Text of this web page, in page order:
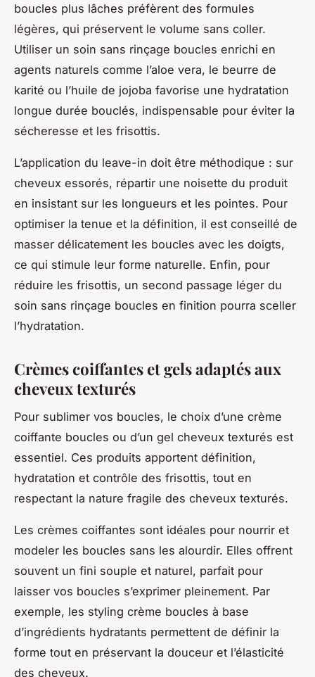
boucles plus lâches préfèrent des formules
légères, qui préservent le volume sans coller.
Utiliser un soin sans rinçage boucles enrichi en
agents naturels comme l’aloe vera, le beurre de
karité ou l’huile de jojoba favorise une hydratation
longue durée bouclés, indispensable pour éviter la
sécheresse et les frisottis.
L’application du leave-in doit être méthodique : sur
cheveux essorés, répartir une noisette du produit
en insistant sur les longueurs et les pointes. Pour
optimiser la tenue et la définition, il est conseillé de
masser délicatement les boucles avec les doigts,
ce qui stimule leur forme naturelle. Enfin, pour
réduire les frisottis, un second passage léger du
soin sans rinçage boucles en finition pourra sceller
l’hydratation.
Crèmes coiffantes et gels adaptés aux
cheveux texturés
Pour sublimer vos boucles, le choix d’une crème
coiffante boucles ou d’un gel cheveux texturés est
essentiel. Ces produits apportent définition,
hydratation et contrôle des frisottis, tout en
respectant la nature fragile des cheveux texturés.
Les crèmes coiffantes sont idéales pour nourrir et
modeler les boucles sans les alourdir. Elles offrent
souvent un fini souple et naturel, parfait pour
laisser vos boucles s’exprimer pleinement. Par
exemple, les styling crème boucles à base
d’ingrédients hydratants permettent de définir la
forme tout en préservant la douceur et l’élasticité
des cheveux.